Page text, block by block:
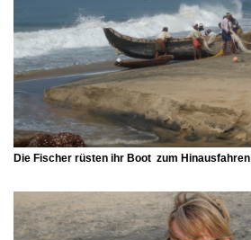
Die Fischer rüsten ihr Boot zum Hinausfahren